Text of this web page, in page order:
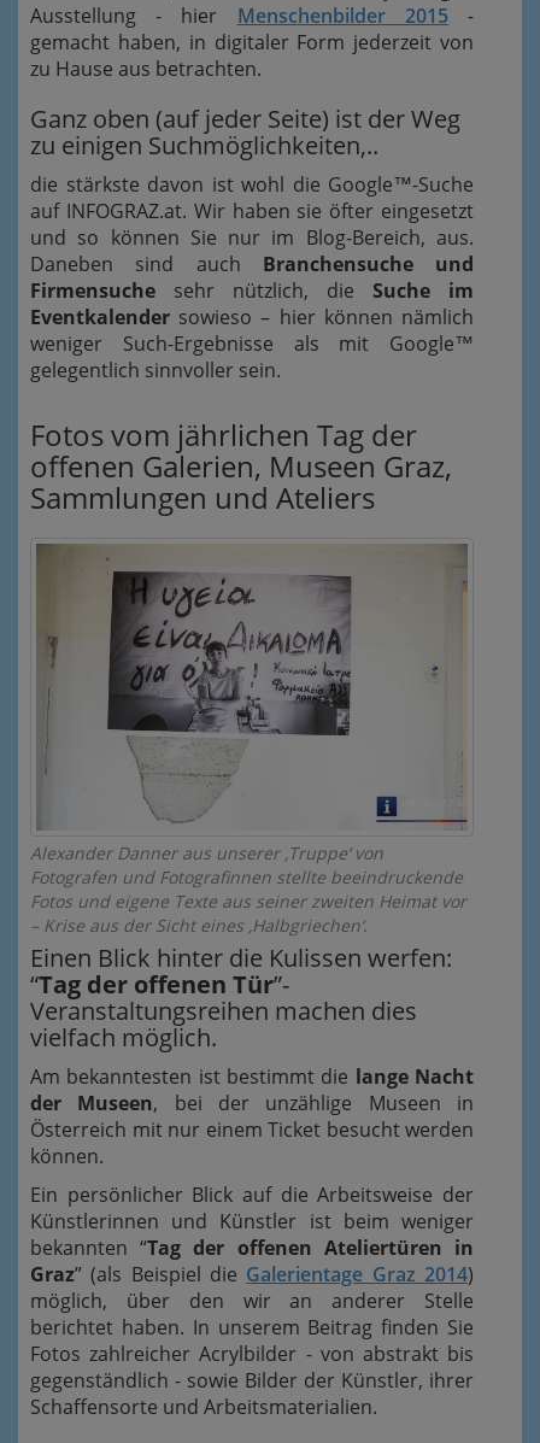
Ausstellung - hier Menschenbilder 2015-
gemacht haben, in digitaler Form jederzeit von
zu Hause aus betrachten.
Ganz oben (auf jeder Seite) ist der Weg
zu einigen Suchmöglichkeiten,..
die stärkste davon ist wohl die Google™-Suche
auf INFOGRAZ.at. Wir haben sie öfter eingesetzt
und so können Sie nur im Blog-Bereich, aus.
Daneben sind auch Branchensuche und
Firmensuche sehr nützlich, die Suche im
Eventkalender sowieso – hier können nämlich
weniger Such-Ergebnisse als mit Google™
gelegentlich sinnvoller sein.
Fotos vom jährlichen Tag der
offenen Galerien, Museen Graz,
Sammlungen und Ateliers
Alexander Danner aus unserer ‚Truppe‘ von
Fotografen und Fotografinnen stellte beeindruckende
Fotos und eigene Texte aus seiner zweiten Heimat vor
– Krise aus der Sicht eines ‚Halbgriechen‘.
Einen Blick hinter die Kulissen werfen:
“Tag der offenen Tür”-
Veranstaltungsreihen machen dies
vielfach möglich.
Am bekanntesten ist bestimmt die lange Nacht
der Museen, bei der unzählige Museen in
Österreich mit nur einem Ticket besucht werden
können.
Ein persönlicher Blick auf die Arbeitsweise der
Künstlerinnen und Künstler ist beim weniger
bekannten “Tag der offenen Ateliertüren in
Graz” (als Beispiel die Galerientage Graz 2014)
möglich, über den wir an anderer Stelle
berichtet haben. In unserem Beitrag finden Sie
Fotos zahlreicher Acrylbilder - von abstrakt bis
gegenständlich - sowie Bilder der Künstler, ihrer
Schaffensorte und Arbeitsmaterialien.